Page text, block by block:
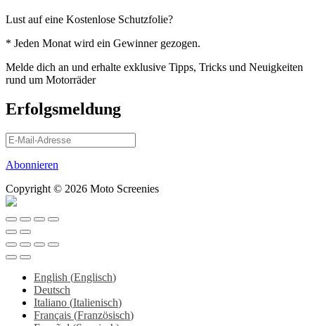
Lust auf eine Kostenlose Schutzfolie?
* Jeden Monat wird ein Gewinner gezogen.
Melde dich an und erhalte exklusive Tipps, Tricks und Neuigkeiten
rund um Motorräder
Erfolgsmeldung
Abonnieren
Copyright © 2026 Moto Screenies
English (Englisch)
Deutsch
Italiano (Italienisch)
Français (Französisch)